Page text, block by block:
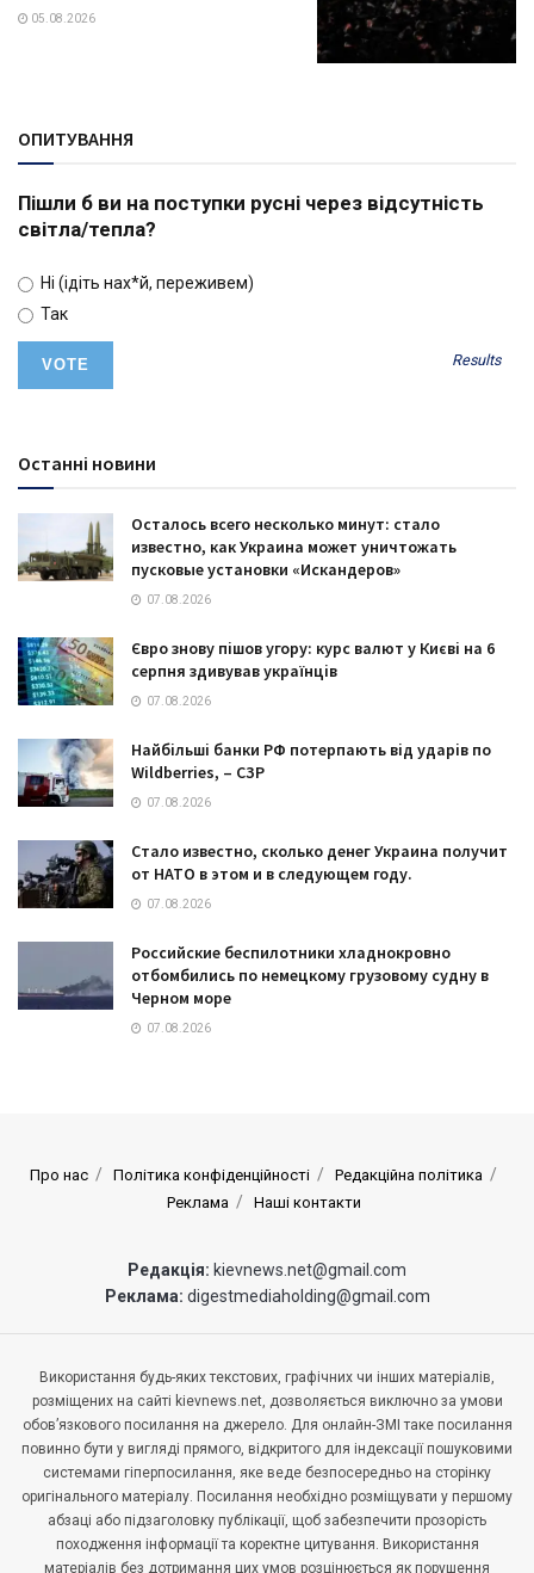
05.08.2026
ОПИТУВАННЯ
Пішли б ви на поступки русні через відсутність
світла/тепла?
Ні (ідіть нах*й, переживем)
Так
Results
Останні новини
Осталось всего несколько минут: стало
известно, как Украина может уничтожать
пусковые установки «Искандеров»
07.08.2026
Євро знову пішов угору: курс валют у Києві на 6
серпня здивував українців
07.08.2026
Найбільші банки РФ потерпають від ударів по
Wildberries, – СЗР
07.08.2026
Стало известно, сколько денег Украина получит
от НАТО в этом и в следующем году.
07.08.2026
Российские беспилотники хладнокровно
отбомбились по немецкому грузовому судну в
Черном море
07.08.2026
Про нас Політика конфіденційності
Редакційна політика
Реклама
Наші контакти
Редакція: kievnews.net@gmail.com
Реклама: digestmediaholding@gmail.com
Використання будь-яких текстових, графічних чи інших матеріалів,
розміщених на сайті kievnews.net, дозволяється виключно за умови
обов’язкового посилання на джерело. Для онлайн-ЗМІ таке посилання
повинно бути у вигляді прямого, відкритого для індексації пошуковими
системами гіперпосилання, яке веде безпосередньо на сторінку
оригінального матеріалу. Посилання необхідно розміщувати у першому
абзаці або підзаголовку публікації, щоб забезпечити прозорість
походження інформації та коректне цитування. Використання
матеріалів без дотримання цих умов розцінюється як порушення